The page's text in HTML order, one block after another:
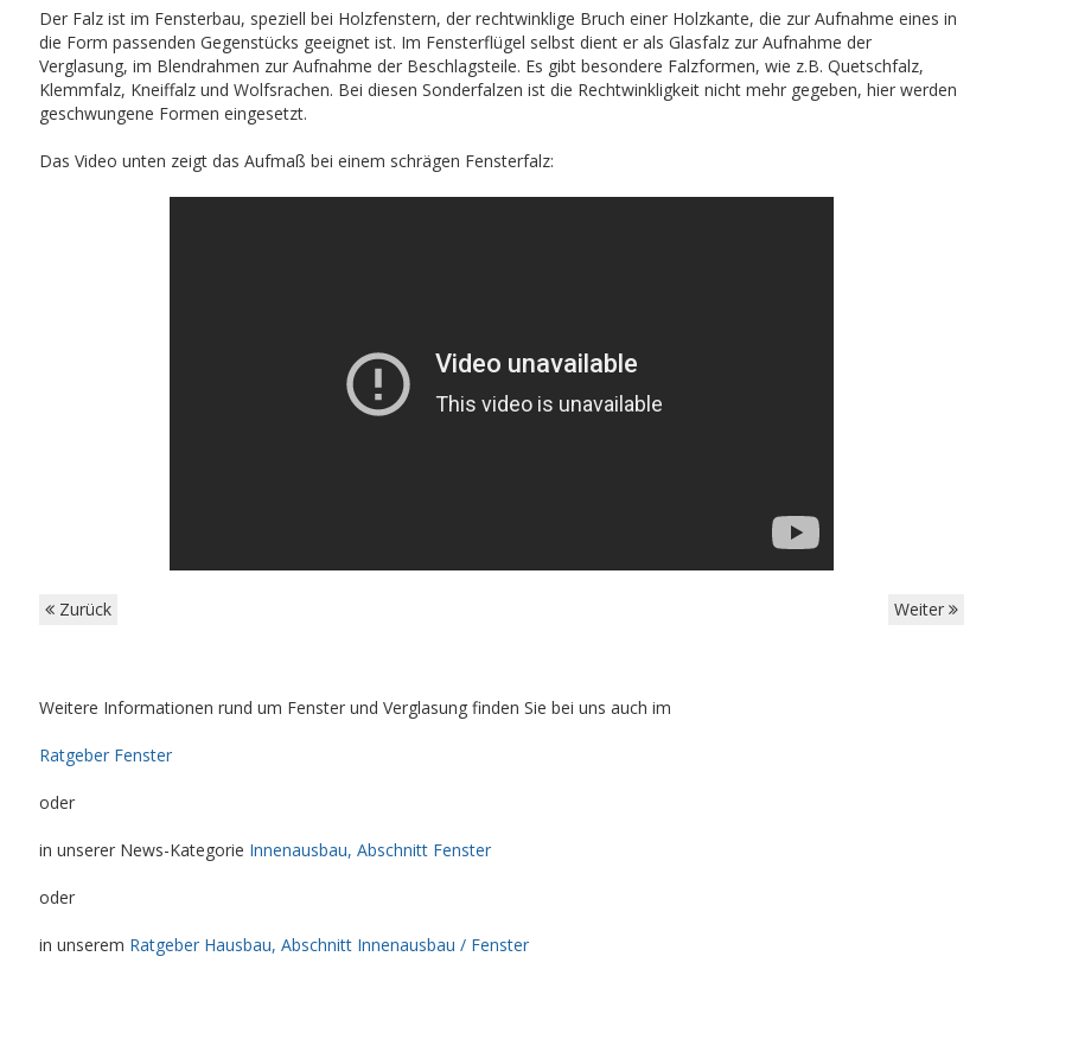
Der Falz ist im Fensterbau, speziell bei Holzfenstern, der rechtwinklige Bruch einer Holzkante, die zur Aufnahme eines in
die Form passenden Gegenstücks geeignet ist. Im Fensterflügel selbst dient er als Glasfalz zur Aufnahme der
Verglasung, im Blendrahmen zur Aufnahme der Beschlagsteile. Es gibt besondere Falzformen, wie z.B. Quetschfalz,
Klemmfalz, Kneiffalz und Wolfsrachen. Bei diesen Sonderfalzen ist die Rechtwinkligkeit nicht mehr gegeben, hier werden
geschwungene Formen eingesetzt.
Das Video unten zeigt das Aufmaß bei einem schrägen Fensterfalz:
Zurück Weiter
Weitere Informationen rund um Fenster und Verglasung finden Sie bei uns auch im
Ratgeber Fenster
oder
in unserer News-Kategorie Innenausbau, Abschnitt Fenster
oder
in unserem Ratgeber Hausbau, Abschnitt Innenausbau / Fenster